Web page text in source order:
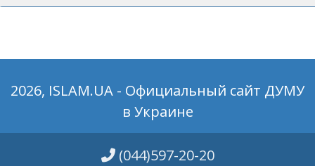
2026, ISLAM.UA - Официальный сайт ДУМУ
в Украине
(044)597-20-20